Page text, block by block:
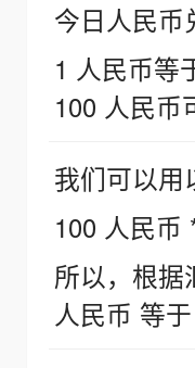
今日人民币
1 人民币等
100 人民币
我们可以用
100 人民币
所以，根据
人民币 等